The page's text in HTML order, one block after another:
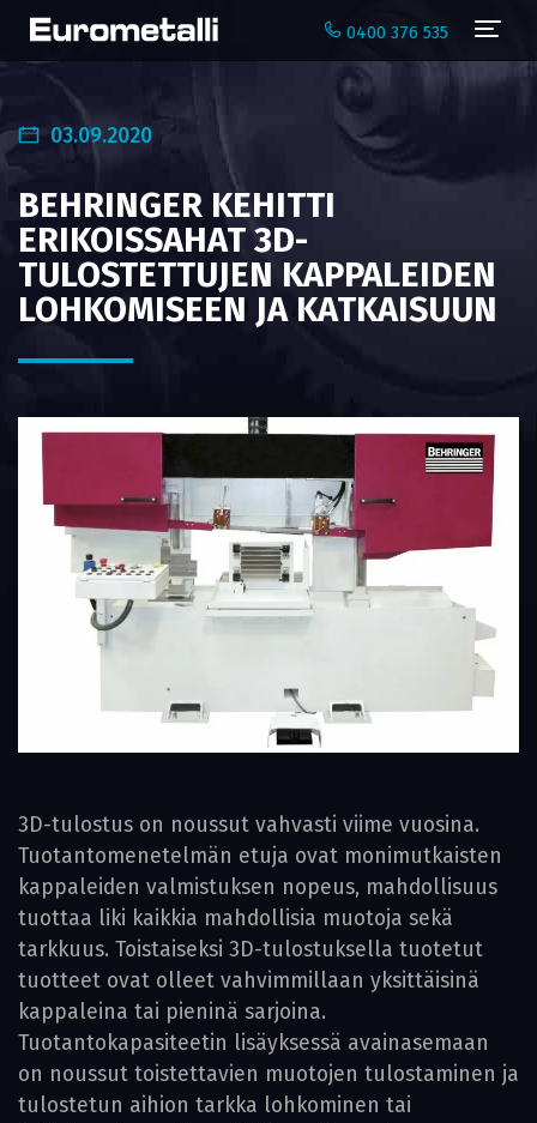
0400 376 535
03.09.2020
BEHRINGER KEHITTI
ERIKOISSAHAT 3D-
TULOSTETTUJEN KAPPALEIDEN
LOHKOMISEEN JA KATKAISUUN
3D-tulostus on noussut vahvasti viime vuosina.
Tuotantomenetelmän etuja ovat monimutkaisten
kappaleiden valmistuksen nopeus, mahdollisuus
tuottaa liki kaikkia mahdollisia muotoja sekä
tarkkuus. Toistaiseksi 3D-tulostuksella tuotetut
tuotteet ovat olleet vahvimmillaan yksittäisinä
kappaleina tai pieninä sarjoina.
Tuotantokapasiteetin lisäyksessä avainasemaan
on noussut toistettavien muotojen tulostaminen ja
tulostetun aihion tarkka lohkominen tai